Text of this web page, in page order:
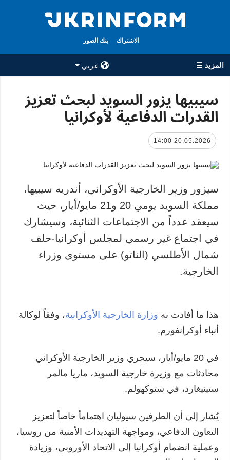
الاشتراك بنك الصور
المزيد ☰
عربي
جميع الأقسام
سياسة
اقتصاد
مجتمع
الدفاع
رياضة
الوكالة
وحماية البيانات
الشخصية
المزيد
الفيديوهات
خدمات
سيبيها يزور السويد لبحث تعزيز
القدرات الدفاعية لأوكرانيا
20.05.2026 14:00
سيزور وزير الخارجية الأوكراني، أندريه سيبيها،
مملكة السويد يومي 20 و21 مايو/أيار، حيث
سيعقد عدداً من الاجتماعات الثنائية، وسيشارك
في اجتماع غير رسمي لمجلس أوكرانيا-حلف
شمال الأطلسي (الناتو) على مستوى وزراء
الخارجية.
هذا ما أفادت به وزارة الخارجية الأوكرانية، وفقاً لوكالة
أنباء أوكرإنفورم.
في 20 مايو/أيار، سيجري وزير الخارجية الأوكراني
محادثات مع وزيرة خارجية السويد، ماريا مالمر
ستينيغارد، في ستوكهولم.
يُشار إلى أن الطرفين سيوليان اهتماماً خاصاً لتعزيز
التعاون الدفاعي، ومواجهة التهديدات الأمنية من روسيا،
وعملية انضمام أوكرانيا إلى الاتحاد الأوروبي، وزيادة